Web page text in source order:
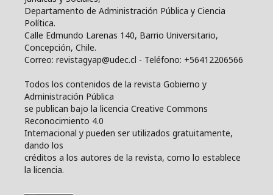
Departamento de Administración Pública y Ciencia
Política.
Calle Edmundo Larenas 140, Barrio Universitario,
Concepción, Chile.
Correo: revistagyap@udec.cl - Teléfono: +56412206566
Todos los contenidos de la revista Gobierno y
Administración Pública
se publican bajo la licencia Creative Commons
Reconocimiento 4.0
Internacional y pueden ser utilizados gratuitamente,
dando los
créditos a los autores de la revista, como lo establece
la licencia.